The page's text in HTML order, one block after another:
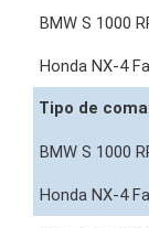
Tipo de